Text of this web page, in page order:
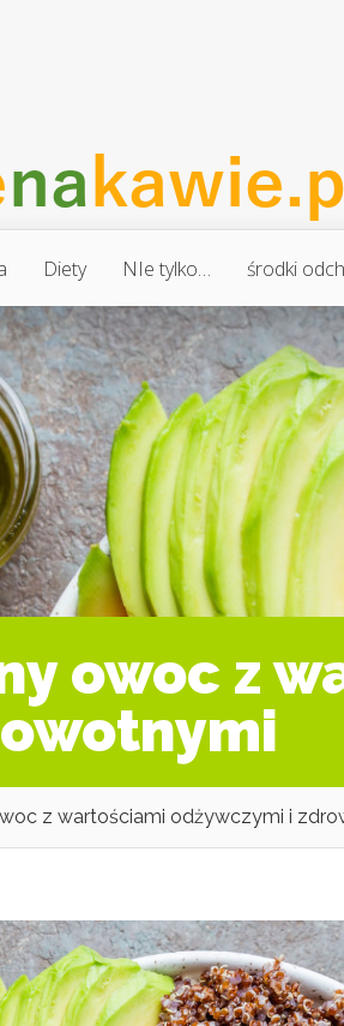
Diety NIe tylko… środki
owoc z
z wartościami odżywczymi i